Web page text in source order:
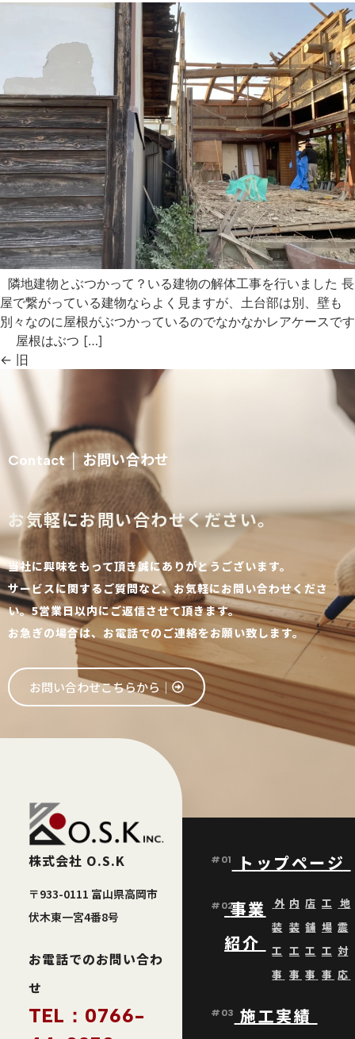
隣地建物とぶつかって？いる建物の解体工事を行いました 長
屋で繋がっている建物ならよく見ますが、土台部は別、壁も
別々なのに屋根がぶつかっているのでなかなかレアケースです
屋根はぶつ […]
← 旧
Contact │ お問い合わせ
お気軽にお問い合わせください。
当社に興味をもって頂き誠にありがとうございます。
サービスに関するご質問など、お気軽にお問い合わせくださ
い。5営業日以内にご返信させて頂きます。
お急ぎの場合は、お電話でのご連絡をお願い致します。
お問い合わせこちらから│
株式会社 O.S.K
〒933-0111 富山県高岡市
伏木東一宮4番8号
お電話でのお問い合わ
せ
TEL：0766-
#01 トップページ
#02事業
紹介
外
装
工
事
内
装
工
事
店
舗
工
事
工
場
工
事
地
震
対
応
#03 施工実績